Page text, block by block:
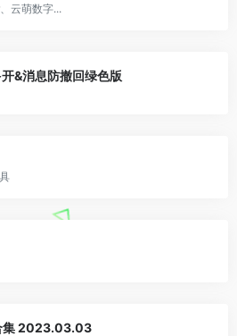
云萌数字...
&消息防撤回绿色版
集 2023.03.03